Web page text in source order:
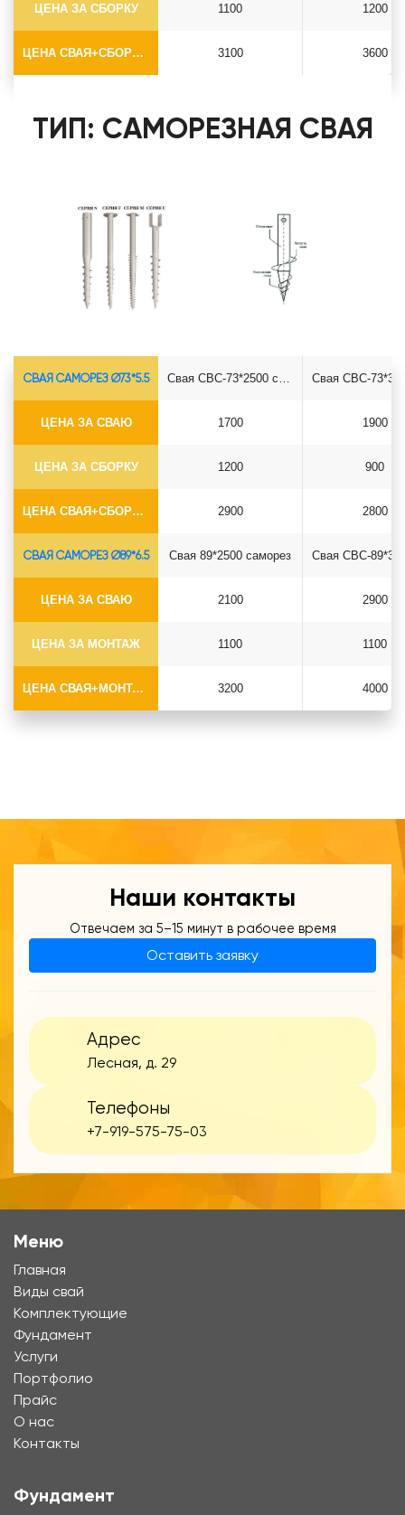
ЦЕНА ЗА СБОРКУ
ЦЕНА СВАЯ+СБОРКА (БЕЗ ОГОЛОВКА)
1100
3100
1200
3600
ТИП: САМОРЕЗНАЯ СВАЯ
СВАЯ САМОРЕЗ Ø73*5.5
ЦЕНА ЗА СВАЮ
ЦЕНА ЗА СБОРКУ
ЦЕНА СВАЯ+СБОРКА (БЕЗ ОГОЛОВКА)
Свая СВС-73*2500 саморез
1700
1200
2900
1900
900
2800
СВАЯ САМОРЕЗ Ø89*6.5
ЦЕНА ЗА СВАЮ
ЦЕНА ЗА МОНТАЖ
ЦЕНА СВАЯ+МОНТАЖ (БЕЗ ОГОЛОВКА)
Свая 89*2500 саморез
2100
1100
3200
2900
1100
4000
Наши контакты
Отвечаем за 5–15 минут в рабочее время
Оставить заявку
Адрес
Лесная, д. 29
Телефоны
+7-919-575-75-03
Меню
Главная
Виды свай
Комплектующие
Фундамент
Услуги
Портфолио
Прайс
О нас
Контакты
Фундамент